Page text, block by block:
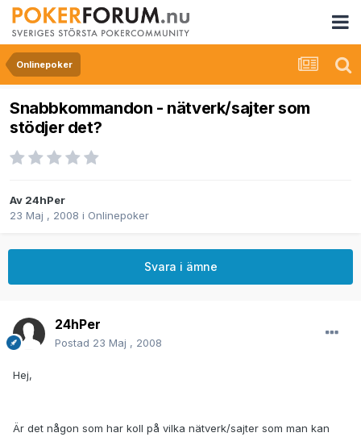
Onlinepoker
Snabbkommandon - nätverk/sajter som
stödjer det?
Av 24hPer
23 Maj , 2008 i Onlinepoker
Svara i ämne
24hPer
Postad 23 Maj , 2008
Hej,
Är det någon som har koll på vilka nätverk/sajter som man kan